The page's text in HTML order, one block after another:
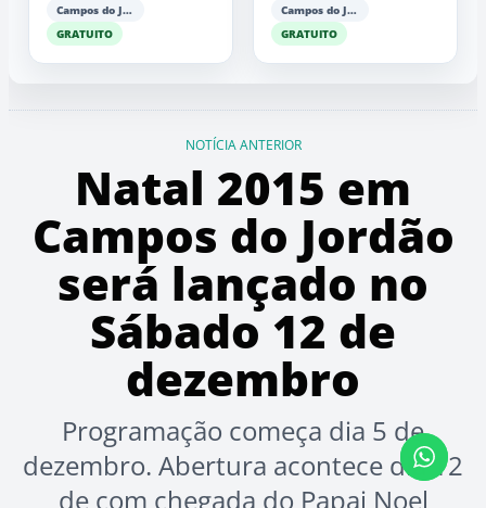
Campos do Jordão
GRATUITO
Campos do Jordão
GRATUITO
NOTÍCIA ANTERIOR
Natal 2015 em
Campos do Jordão
será lançado no
Sábado 12 de
dezembro
Programação começa dia 5 de
dezembro. Abertura acontece dia 12
de com chegada do Papai Noel